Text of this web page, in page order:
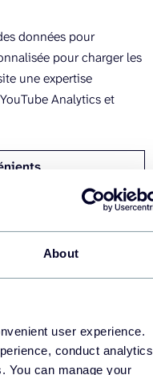
About
user experience.
conduct analytics
You can manage your
données pour
pour charger les
une expertise
Analytics et
et des compétences